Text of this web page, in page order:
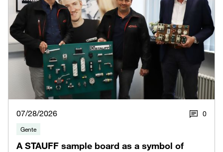
07/28/2026 0
Gente
A STAUFF sample board as a symbol of